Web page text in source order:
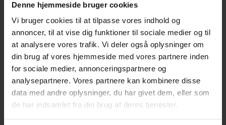
Denne hjemmeside bruger cookies
Vi bruger cookies til at tilpasse vores indhold og
annoncer, til at vise dig funktioner til sociale medier og til
at analysere vores trafik. Vi deler også oplysninger om
din brug af vores hjemmeside med vores partnere inden
for sociale medier, annonceringspartnere og
analysepartnere. Vores partnere kan kombinere disse
data med andre oplysninger, du har givet dem, eller som
de har indsamlet fra din brug af deres tjenester.
Original
was:
kr. 7.450,00.
Current
is:
kr. 6.599,00.